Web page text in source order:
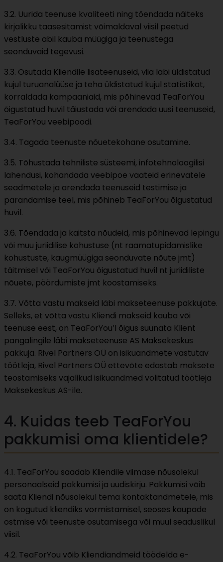
3.2. Uurida teenuse kvaliteeti ning tõendada näiteks
kirjalikku taasesitamist võimaldaval viisil peetud
vestluste abil kauba müügiga ja teenustega
seonduvaid tegevusi.
3.3. Osutada Kliendile lisateenuseid, viia läbi üldistatud
kujul turuanalüüse ja teha üldistatud kujul statistikat,
korraldada kampaaniaid, mis põhinevad TeaForYou
õigustatud huvil täiustada või arendada uusi teenuseid,
TeaForYou veebipoodi.
3.4. Tagada teenuste nõuetekohane osutamine.
3.5. Tõhustada tehniliste süsteemi, infotehnoloogilisi
lahendusi, kohandada veebipoe vaateid erinevatele
seadmetele ja arendada teenuseid testimise ja
parandamise teel, mis põhineb TeaForYou õigustatud
huvil.
3.6. Tõendada ja kaitsta nõudeid, mis põhinevad lepingu
või muu juriidilise kohustuse (nt raamatupidamislike
kohustuste, kaugmüügiga seonduvate nõute jmt)
täitmisel või TeaForYou õigustatud huvil nt juriidiliste
nõuete, pöördumiste jmt koostamiseks.
3.7. Võtta vastu makseid läbi makseteenuse pakkujate.
Selleks, et võtta vastu Kliendi makseid kauba või
teenuse eest, on TeaForYou’l õigus suunata Klient
pangalingile läbi makseteenuse AS Maksekeskus
pakkuja. Rivel Partners OÜ on isikuandmete vastutav
töötleja, Rivel Partners OÜ ettevõte edastab maksete
teostamiseks vajalikud isikuandmed volitatud töötleja
Maksekeskus AS-ile.
4. Kuidas teeb TeaForYou
pakkumisi oma klientidele?
4.1. TeaForYou saadab Kliendile viimase nõusolekul
personaalseid pakkumisi ja uudiskirju. Pakkumisi võib
saata Kliendi nõusolekul tema kontaktandmetele, mis
on kogutud kliendiks vormistamisel, seoses kaupade
ostmise või teenuste osutamisega või muul seaduslikul
viisil.
4.2. TeaForYou võib Kliendiandmeid töödelda e-